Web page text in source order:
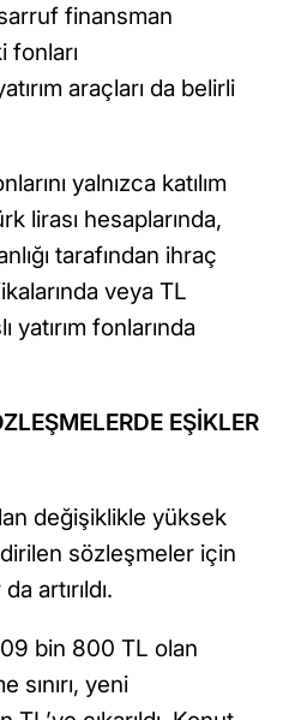
finansman
fonları
araçları da belirli
yalnızca katılım
lirası hesaplarında,
tarafından ihraç
veya TL
yatırım fonlarında
EŞİKLER
değişiklikle yüksek
sözleşmeler için
artırıldı.
bin 800 TL olan
sınırı, yeni